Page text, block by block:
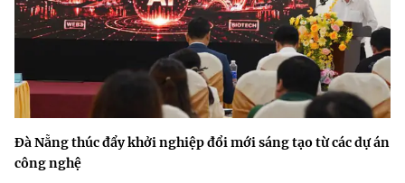
Đà Nẵng thúc đẩy khởi nghiệp đổi mới sáng tạo từ các dự án
công nghệ